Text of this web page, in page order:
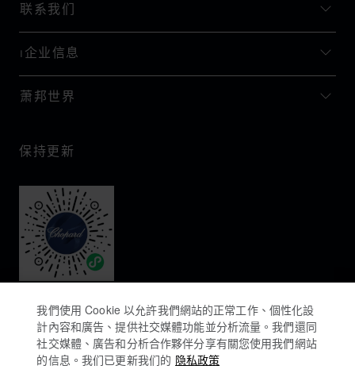
联系我们
I企业信息
萧邦世界
保持更新
我們使用 Cookie 以允許我們網站的正常工作、個性化設
計內容和廣告、提供社交媒體功能並分析流量。我們還同
社交媒體、廣告和分析合作夥伴分享有關您使用我們網站
的信息。我们已更新我们的 隐私政策